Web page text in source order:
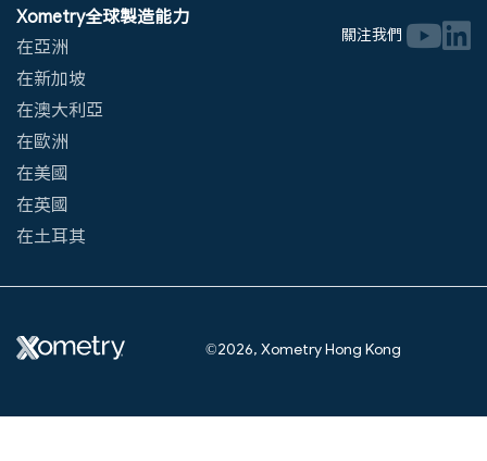
Xometry全球製造能力
在亞洲
在新加坡
在澳大利亞
在歐洲
在美國
在英國
在土耳其
關注我們
©2026, Xometry Hong Kong